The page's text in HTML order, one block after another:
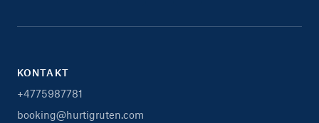
KONTAKT
+4775987781
booking@hurtigruten.com